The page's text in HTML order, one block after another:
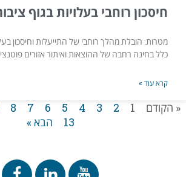
חיסכון רוחבי בעלויות בגוף
מטרות: הובלת מהלך רוחבי של התייעלות וחיסכון
כלל בחינה רחבה של ההוצאות ואיתור אזורים
קרא עוד »
« הקודם 1
2
3
4
5
6
7
8
13
הבא »